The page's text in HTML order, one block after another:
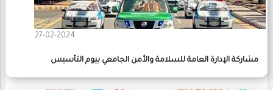
27-02-2024
مشاركة الإدارة العامة للسلامة والأمن الجامعي بيوم التأسيس